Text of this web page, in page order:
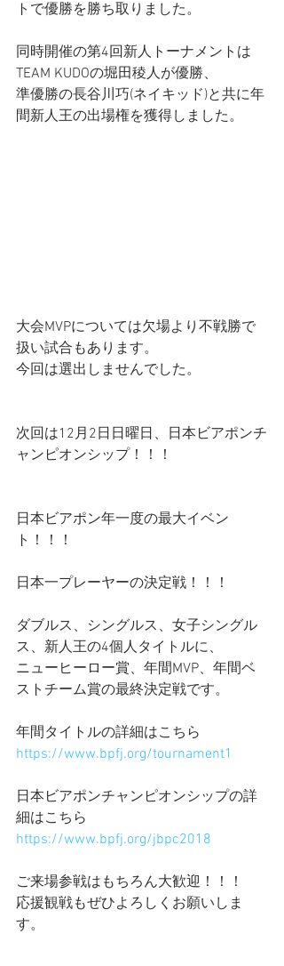
トで優勝を勝ち取りました。
同時開催の第4回新人トーナメントは
TEAM KUDOの堀田稜人が優勝、
準優勝の長谷川巧(ネイキッド)​と共に年
間新人王の出場権を獲得しました。
大会MVPについては欠場より不戦勝で
扱い試合もあります。
今回は選出しませんでした。
次回は12月2日日曜日、日本ビアポンチ
ャンピオンシップ！！！
日本ビアポン年一度の最大イベン
ト！！！
日本一プレーヤーの決定戦！！！
ダブルス、シングルス、女子シングル
ス、新人王の4個人タイトルに、
ニューヒーロー賞、年間MVP、年間ベ
ストチーム賞の最終決定戦です。
年間タイトルの詳細はこちら
https://www.bpfj.org/tournament1
日本ビアポンチャンピオンシップの詳
細はこちら
https://www.bpfj.org/jbpc2018
ご来場参戦はもちろん大歓迎！！！
応援観戦もぜひよろしくお願いしま
す。